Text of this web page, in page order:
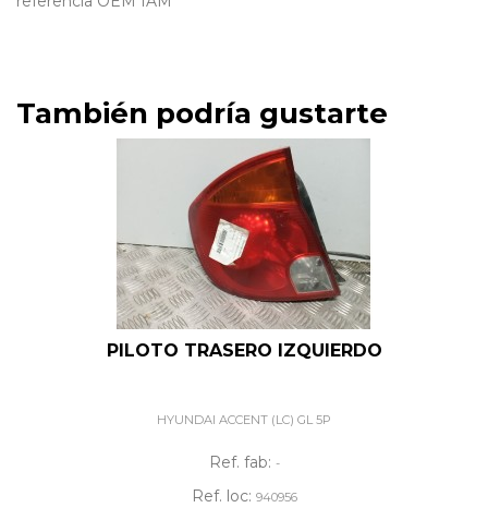
También podría gustarte
PILOTO TRASERO IZQUIERDO
HYUNDAI ACCENT (LC) GL 5P
Ref. fab: -
Ref. loc: 940956